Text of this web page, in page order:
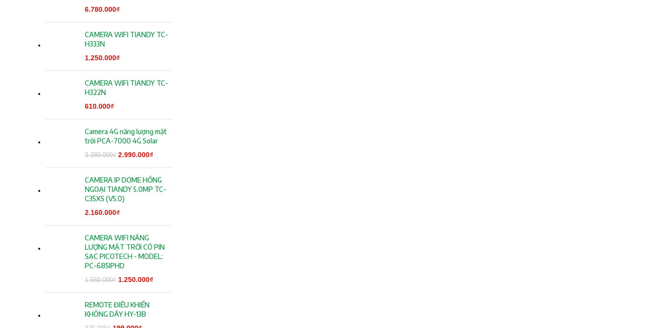
6.780.000₫
CAMERA WIFI TIANDY TC-
H333N
1.250.000₫
CAMERA WIFI TIANDY TC-
H322N
610.000₫
Camera 4G năng lượng mặt
trời PCA-7000 4G Solar
3.289.000₫ Giá gốc là:
2.990.000₫
2.990.000₫.
CAMERA IP DOME HỒNG
NGOẠI TIANDY 5.0MP TC-
C35XS (V5.0)
2.160.000₫
CAMERA WIFI NĂNG
LƯỢNG MẶT TRỜI CÓ PIN
SẠC PICOTECH - MODEL:
PC-685IPHD
1.650.000₫ Giá gốc là:
1.250.000₫
REMOTE ĐIỀU KHIỂN
KHÔNG DÂY HY-13B